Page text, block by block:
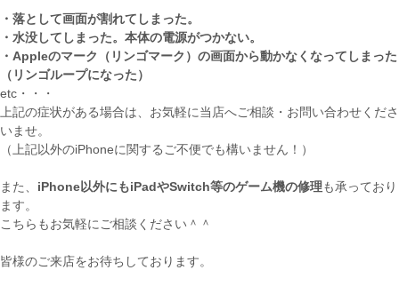
・落として画面が割れてしまった。
・水没してしまった。本体の電源がつかない。
・Appleのマーク（リンゴマーク）の画面から動かなくなってしまった
（リンゴループになった）
etc・・・
上記の症状がある場合は、お気軽に当店へご相談・お問い合わせくださ
いませ。
（上記以外のiPhoneに関するご不便でも構いません！）
また、 iPhone以外にもiPadやSwitch等のゲーム機の修理も承っており
ます。
こちらもお気軽にご相談ください＾＾
皆様のご来店をお待ちしております。